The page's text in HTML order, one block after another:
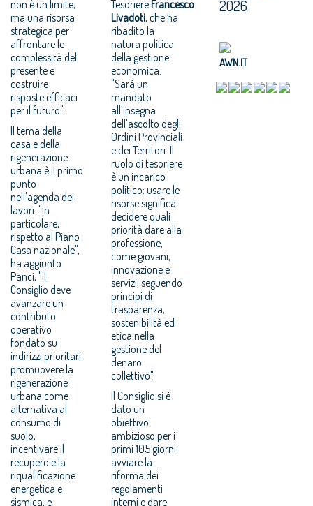
non è un limite,
ma una risorsa
strategica per
affrontare le
complessità del
presente e
costruire
risposte efficaci
per il futuro".
Il tema della
casa e della
rigenerazione
urbana è il primo
punto
nell'agenda dei
lavori. "In
particolare,
rispetto al Piano
Casa nazionale",
ha aggiunto
Panci, "il
Consiglio deve
avanzare un
contributo
operativo
fondato su
indirizzi prioritari:
promuovere la
rigenerazione
urbana come
alternativa al
consumo di
suolo,
incentivare il
recupero e la
riqualificazione
energetica e
sismica, e
TesoriereFrancesco
Livadoti, che ha
ribadito la
natura politica
della gestione
economica:
"Sarà un
mandato
all'insegna
dell'ascolto degli
Ordini Provinciali
e dei Territori. Il
ruolo di tesoriere
è un incarico
politico: usare le
risorse significa
decidere quali
priorità dare alla
professione,
come giovani,
innovazione e
servizi, seguendo
principi di
trasparenza,
sostenibilità ed
etica nella
gestione del
denaro
collettivo".
Il Consiglio si è
dato un
obiettivo
ambizioso per i
primi 105 giorni:
avviare la
riforma dei
regolamenti
interni e dare
2026
AWN.IT